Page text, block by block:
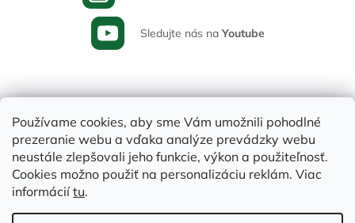
Používame cookies, aby sme Vám umožnili pohodlné
prezeranie webu a vďaka analýze prevádzky webu
neustále zlepšovali jeho funkcie, výkon a použiteľnosť.
Cookies možno použiť na personalizáciu reklám. Viac
informáciítu.
Sledujte nás na Youtube